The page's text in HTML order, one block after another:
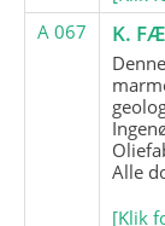
A 067
K.
Alle
[Klik